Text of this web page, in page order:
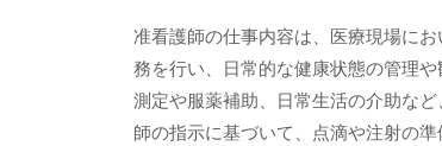
准看護師の仕事内容は、医療現場に
務を行い、日常的な健康状態の管理
測定や服薬補助、日常生活の介助な
師の指示に基づいて、点滴や注射の